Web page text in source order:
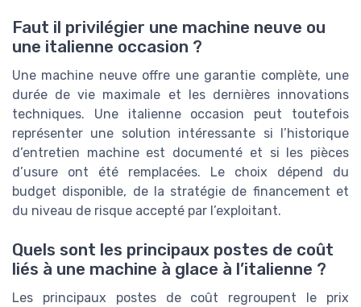
Faut il privilégier une machine neuve ou
une italienne occasion ?
Une machine neuve offre une garantie complète, une
durée de vie maximale et les dernières innovations
techniques. Une italienne occasion peut toutefois
représenter une solution intéressante si l’historique
d’entretien machine est documenté et si les pièces
d’usure ont été remplacées. Le choix dépend du
budget disponible, de la stratégie de financement et
du niveau de risque accepté par l’exploitant.
Quels sont les principaux postes de coût
liés à une machine à glace à l’italienne ?
Les principaux postes de coût regroupent le prix